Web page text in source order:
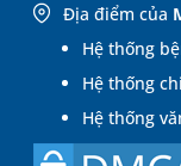
Địa điểm của
Hệ thống
Hệ thống
Hệ thống